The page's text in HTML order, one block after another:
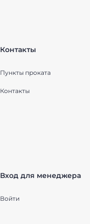
Контакты
Пункты проката
Контакты
Вход для менеджера
Войти